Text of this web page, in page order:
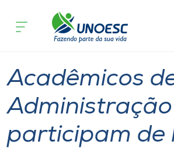
Cursos
Pesquisa
Atendimento ao Estudante
acontece
Altenburg
Acadêmicos
Administração
participam de